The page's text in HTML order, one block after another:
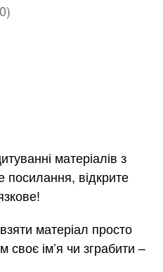
матеріалів з
посилання, відкрите
матеріал просто
своє ім’я чи зграбити –